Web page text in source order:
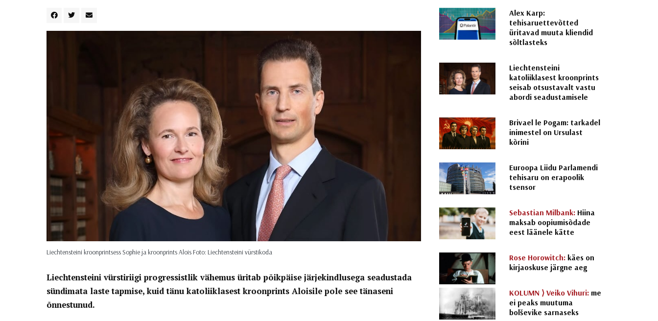
Liechtensteini kroonprintsess Sophie ja kroonprints Alois Foto: Liechtensteini vürstikoda
Liechtensteini vürstiriigi progressistlik vähemus üritab põikpäise järjekindlusega seadustada
sündimata laste tapmise, kuid tänu katoliiklasest kroonprints Aloisile pole see tänaseni
õnnestunud.
Alex Karp:
tehisaruettevõtted
üritavad muuta kliendid
sõltlasteks
Liechtensteini
katoliiklasest kroonprints
seisab otsustavalt vastu
abordi seadustamisele
Brivael le Pogam: tarkadel
inimestel on Ursulast
kõrini
Euroopa Liidu Parlamendi
tehisaru on erapoolik
tsensor
Sebastian Milbank: Hiina
maksab oopiumisõdade
eest läänele kätte
Rose Horowitch: käes on
kirjaoskuse järgne aeg
KOLUMN ⟩ Veiko Vihuri: me
ei peaks muutuma
bolševike sarnaseks